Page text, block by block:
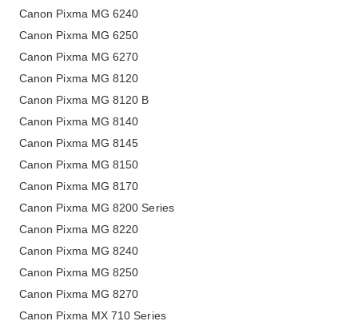
Canon Pixma MG 6240
Canon Pixma MG 6250
Canon Pixma MG 6270
Canon Pixma MG 8120
Canon Pixma MG 8120 B
Canon Pixma MG 8140
Canon Pixma MG 8145
Canon Pixma MG 8150
Canon Pixma MG 8170
Canon Pixma MG 8200 Series
Canon Pixma MG 8220
Canon Pixma MG 8240
Canon Pixma MG 8250
Canon Pixma MG 8270
Canon Pixma MX 710 Series